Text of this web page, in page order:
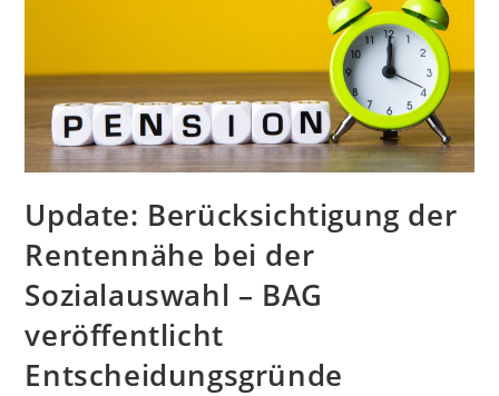
Update: Berücksichtigung der
Rentennähe bei der
Sozialauswahl – BAG
veröffentlicht
Entscheidungsgründe